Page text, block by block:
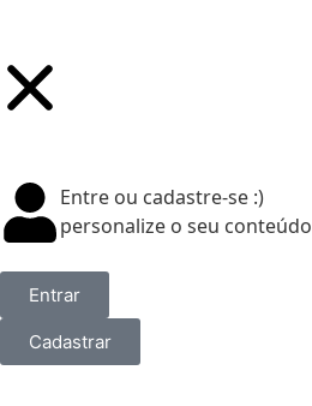
Entre ou cadastre-se :)
personalize o seu conteúdo
Entrar
Cadastrar